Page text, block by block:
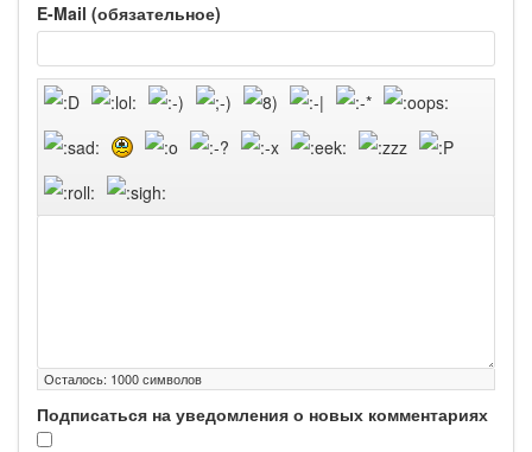
E-Mail (обязательное)
Осталось: 1000символов
Подписаться на уведомления о новых комментариях